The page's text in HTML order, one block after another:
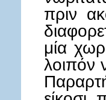
πριν
μία
λοιπόν